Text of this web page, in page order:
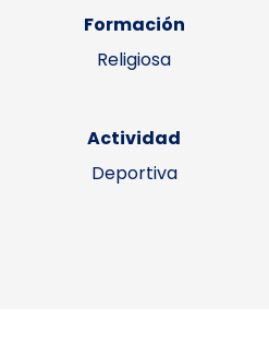
Formación
Religiosa
Actividad
Deportiva